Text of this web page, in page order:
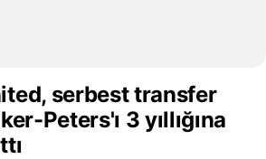
serbest transfer
Peters'ı 3 yıllığına